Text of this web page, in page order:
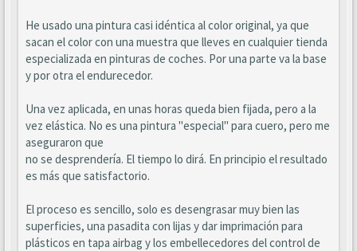
He usado una pintura casi idéntica al color original, ya que
sacan el color con una muestra que lleves en cualquier tienda
especializada en pinturas de coches. Por una parte va la base
y por otra el endurecedor.
Una vez aplicada, en unas horas queda bien fijada, pero a la
vez elástica. No es una pintura "especial" para cuero, pero me
aseguraron que
no se desprendería. El tiempo lo dirá. En principio el resultado
es más que satisfactorio.
El proceso es sencillo, solo es desengrasar muy bien las
superficies, una pasadita con lijas y dar imprimación para
plásticos en tapa airbag y los embellecedores del control de